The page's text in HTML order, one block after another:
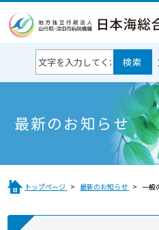
最新のお知らせ
トップページ 最新のお知らせ 一般